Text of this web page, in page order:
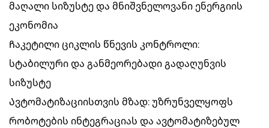
მაღალი სიზუსტე და მნიშვნელოვანი ენერგიის
ეკონომია
Ჩაკეტილი ციკლის წნევის კონტროლი:
სტაბილური და განმეორებადი გადაღუნვის
სიზუსტე
Ავტომატიზაციისთვის მზად: უზრუნველყოფს
რობოტების ინტეგრაციას და ავტომატიზებულ